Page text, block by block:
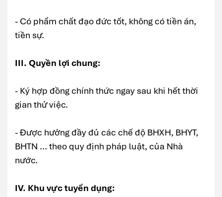
- Có phẩm chất đạo đức tốt, không có tiền án,
tiền sự.
III. Quyền lợi chung:
- Ký hợp đồng chính thức ngay sau khi hết thời
gian thử việc.
- Được hưởng đầy đủ các chế độ BHXH, BHYT,
BHTN ... theo quy định pháp luật, của Nhà
nước.
IV. Khu vực tuyển dụng: